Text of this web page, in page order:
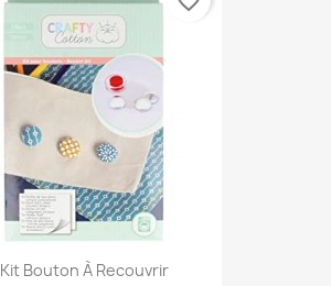
Kit Bouton À Recouvrir